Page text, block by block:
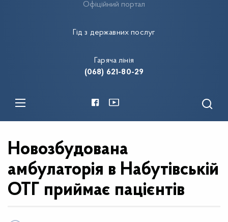
Гід з державних послуг
Офіційний портал
Гаряча лінія
(068) 621-80-29
Новозбудована
амбулаторія в Набутівській
ОТГ приймає пацієнтів